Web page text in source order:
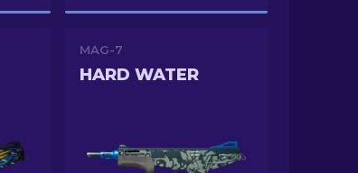
MAG-7
HARD WATER